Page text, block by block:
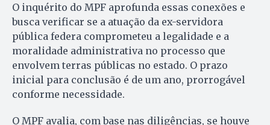
O inquérito do MPF aprofunda essas conexões e
busca verificar se a atuação da ex-servidora
pública federa comprometeu a legalidade e a
moralidade administrativa no processo que
envolvem terras públicas no estado. O prazo
inicial para conclusão é de um ano, prorrogável
conforme necessidade.
O MPF avalia, com base nas diligências, se houve